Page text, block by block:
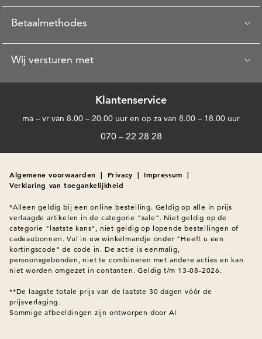
Betaalmethodes
Wij versturen met
Klantenservice
ma – vr van 8.00 – 20.00 uur en op za van 8.00 – 18.00 uur
070 – 22 28 28
Algemene voorwaarden | Privacy | Impressum |
Verklaring van toegankelijkheid
*Alleen geldig bij een online bestelling. Geldig op alle in prijs
verlaagde artikelen in de categorie "sale". Niet geldig op de
categorie "laatste kans", niet geldig op lopende bestellingen of
cadeaubonnen. Vul in uw winkelmandje onder "Heeft u een
kortingscode" de code in. De actie is eenmalig,
persoonsgebonden, niet te combineren met andere acties en kan
niet worden omgezet in contanten. Geldig t/m 13-08-2026.
**De laagste totale prijs van de laatste 30 dagen vóór de
prijsverlaging.
Sommige afbeeldingen zijn ontworpen door AI